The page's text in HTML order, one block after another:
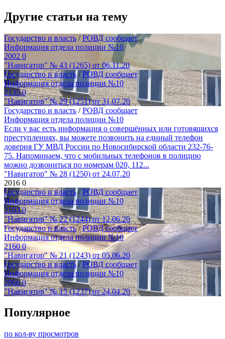
Другие статьи на тему
Государство и власть /РОВД сообщает
Информация отдела полиции №10
2002 0
"Навигатор" № 43 (1265) от 06.11.20
Государство и власть/РОВД сообщает
Информация отдела полиции №10
21350
"Навигатор" № 29 (1251) от 31.07.20
Государство и власть /РОВД сообщает
Информация отдела полиции №10
Если у вас есть информация о совершённых или готовящихся
преступлениях, вы можете позвонить на единый телефон
доверия ГУ МВД России по Новосибирской области 232-76-
75. Напоминаем, что с мобильных телефонов в полицию
можно дозвониться по номерам 020, 112...
"Навигатор" № 28 (1250) от 24.07.20
2016 0
Государство и власть/РОВД сообщает
Информация отдела полиции №10
21030
"Навигатор" № 22 (1244) от 12.06.20
Государство и власть/РОВД сообщает
Информация отдела полиции №10
21600
"Навигатор" № 21 (1243) от 05.06.20
Государство и власть/РОВД сообщает
Информация отдела полиции №10
20660
"Навигатор" № 15 (1237) от 24.04.20
Популярное
по кол-ву просмотров